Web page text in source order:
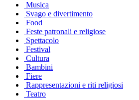
Musica
Svago e divertimento
Food
Feste patronali e religiose
Spettacolo
Festival
Cultura
Bambini
Fiere
Rappresentazioni e riti religiosi
Teatro